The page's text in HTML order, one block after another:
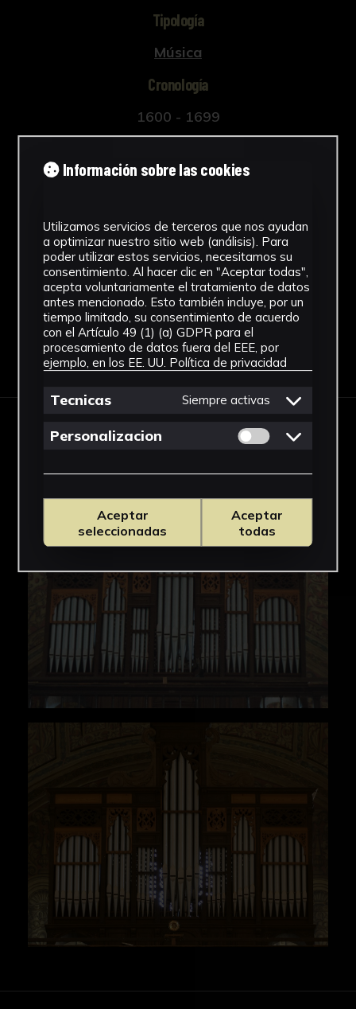
Tipología
Música
Cronología
1600 - 1699
Barroco
Técnica mixta
Ver más
Descargar Ficha
IMÁGENES
Información sobre las cookies
Utilizamos servicios de terceros que nos ayudan
a optimizar nuestro sitio web (análisis). Para
poder utilizar estos servicios, necesitamos su
consentimiento. Al hacer clic en "Aceptar todas",
acepta voluntariamente el tratamiento de datos
antes mencionado. Esto también incluye, por un
tiempo limitado, su consentimiento de acuerdo
con el Artículo 49 (1) (a) GDPR para el
procesamiento de datos fuera del EEE, por
ejemplo, en los EE. UU. Política de privacidad
Tecnicas Siempre activas
Personalizacion Permitir cookies
Aceptar
seleccionadas
Aceptar
todas